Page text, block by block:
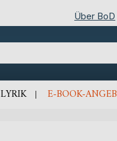
Über BoD
LYRIK E-BOOK-